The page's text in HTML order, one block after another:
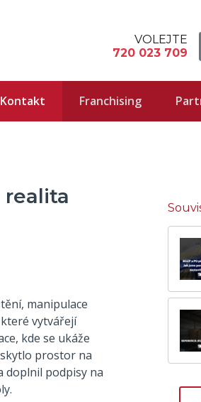
VOLEJTE
720 023 709
Kontakt Franchising
realita
manipulace
vytvářejí
kde se ukáže
prostor na
doplnil podpisy na